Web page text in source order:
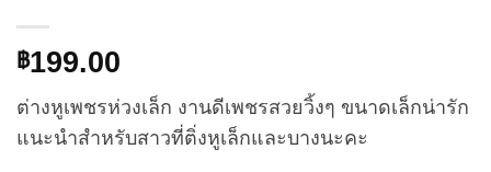
฿199.00
ต่างหูเพชรห่วงเล็ก งานดีเพชรสวยวิ้งๆ ขนาดเล็กน่ารัก
แนะนำสำหรับสาวที่ติ่งหูเล็กและบางนะคะ